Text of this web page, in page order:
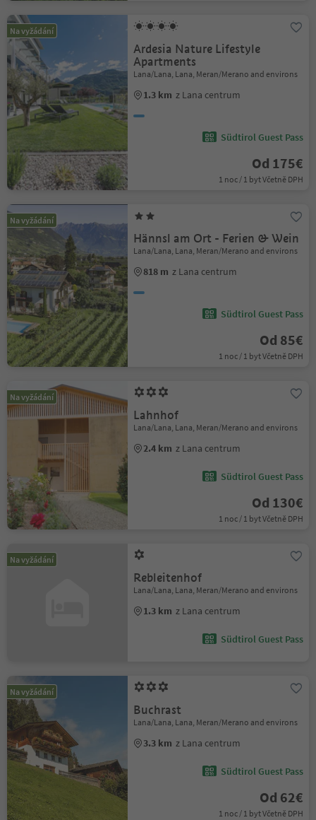
Na vyžádání
Ardesia Nature Lifestyle
Apartments
Lana/Lana, Lana, Meran/Merano and environs
1.3 km z Lana centrum
Südtirol Guest Pass
Od 175€
1 noc / 1 byt Včetně DPH
Na vyžádání
Hännsl am Ort - Ferien & Wein
Lana/Lana, Lana, Meran/Merano and environs
818 m z Lana centrum
Südtirol Guest Pass
Od 85€
1 noc / 1 byt Včetně DPH
Na vyžádání
Lahnhof
Lana/Lana, Lana, Meran/Merano and environs
2.4 km z Lana centrum
Südtirol Guest Pass
Od 130€
1 noc / 1 byt Včetně DPH
Na vyžádání
Rebleitenhof
Lana/Lana, Lana, Meran/Merano and environs
1.3 km z Lana centrum
Südtirol Guest Pass
Na vyžádání
Buchrast
Lana/Lana, Lana, Meran/Merano and environs
3.3 km z Lana centrum
Südtirol Guest Pass
Od 62€
1 noc / 1 byt Včetně DPH